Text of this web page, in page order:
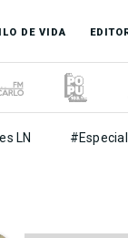
DE VIDA
LN